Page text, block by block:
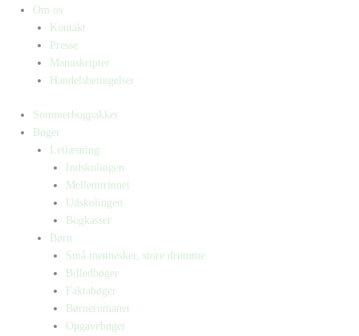
Om os
Kontakt
Presse
Manuskripter
Handelsbetingelser
Sommerbogpakker
Bøger
Letlæsning
Indskolingen
Mellemtrinnet
Udskolingen
Bogkasser
Børn
Små mennesker, store drømme
Billedbøger
Faktabøger
Børneromaner
Opgavebøger